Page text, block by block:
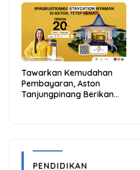
dan Hemat
Tawarkan Kemudahan
Pembayaran, Aston
Tanjungpinang Berikan
PENDIDIKAN